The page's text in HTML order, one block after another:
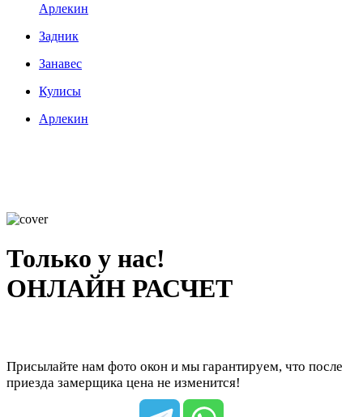
Арлекин
Задник
Занавес
Кулисы
Арлекин
Только у нас!
ОНЛАЙН РАСЧЕТ
Присылайте нам фото окон и мы гарантируем, что после
приезда замерщика цена не изменится!